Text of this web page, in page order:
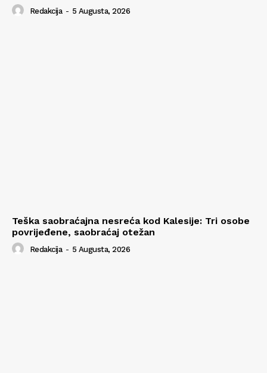
Redakcija - 5 Augusta, 2026
Teška saobraćajna nesreća kod Kalesije: Tri osobe
povrijeđene, saobraćaj otežan
Redakcija - 5 Augusta, 2026